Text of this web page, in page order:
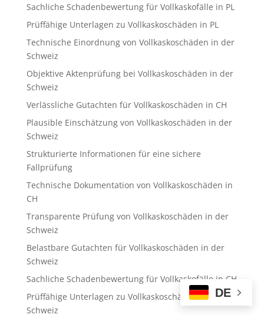
Sachliche Schadenbewertung für Vollkaskofälle in PL
Prüffähige Unterlagen zu Vollkaskoschäden in PL
Technische Einordnung von Vollkaskoschäden in der
Schweiz
Objektive Aktenprüfung bei Vollkaskoschäden in der
Schweiz
Verlässliche Gutachten für Vollkaskoschäden in CH
Plausible Einschätzung von Vollkaskoschäden in der
Schweiz
Strukturierte Informationen für eine sichere
Fallprüfung
Technische Dokumentation von Vollkaskoschäden in
CH
Transparente Prüfung von Vollkaskoschäden in der
Schweiz
Belastbare Gutachten für Vollkaskoschäden in der
Schweiz
Sachliche Schadenbewertung für Vollkaskofälle in CH
Prüffähige Unterlagen zu Vollkaskoschäden in der
Schweiz
DE